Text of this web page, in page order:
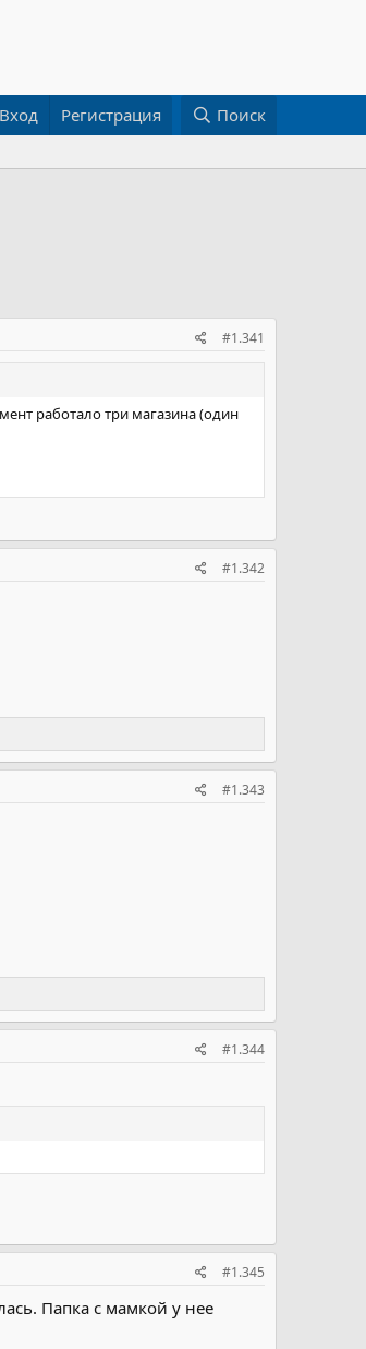
Вход Регистрация Поиск
#1.341
работало три магазина (один
#1.342
#1.343
#1.344
#1.345
Папка с мамкой у нее